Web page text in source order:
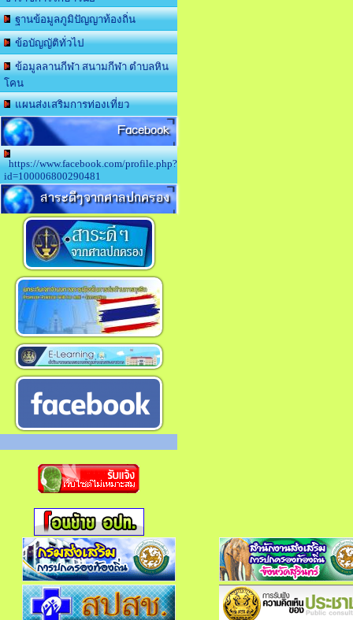
ฐานข้อมูลภูมิปัญญาท้องถิ่น
ข้อบัญญัติทั่วไป
ข้อมูลลานกีฬา สนามกีฬา ตำบลหิน
โคน
แผนส่งเสริมการท่องเที่ยว
Facebook
https://www.facebook.com/profile.php?
id=100006800290481
สาระดีๆจากศาลปกครอง